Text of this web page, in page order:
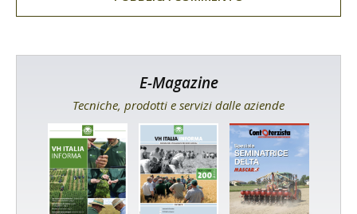
E-Magazine
Tecniche, prodotti e servizi dalle aziende